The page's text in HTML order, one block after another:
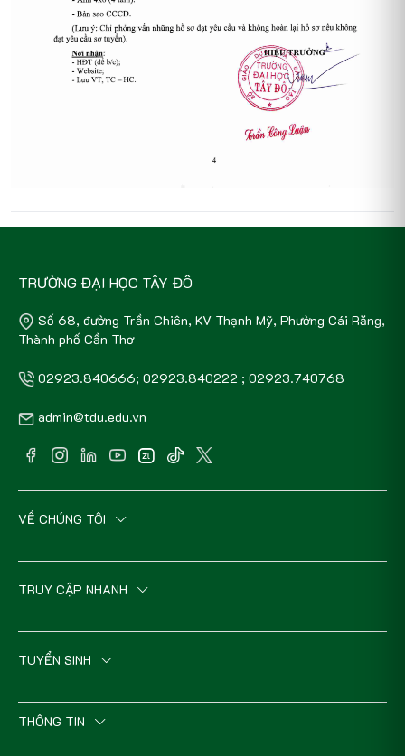
TRƯỜNG ĐẠI HỌC TÂY ĐÔ
Số 68, đường Trần Chiên, KV Thạnh Mỹ, Phường Cái Răng,
Thành phố Cần Thơ
02923.840666; 02923.840222 ; 02923.740768
admin@tdu.edu.vn
VỀ CHÚNG TÔI
TRUY CẬP NHANH
TUYỂN SINH
THÔNG TIN